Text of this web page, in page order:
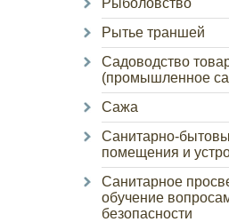
Рыболовство
Рытье траншей
Садоводство
(промышленное
Сажа
Санитарно-
помещения и
Санитарное
обучение
безопасности